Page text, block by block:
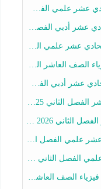
الثاني 2025-2026
الثاني 2025-2026
الفصل الثاني 2025-2026
الفصل الثاني 2025-2026
الثاني 2025-2026
الثاني 2025-2026
أ هيثم الليثي
2025-2026 أ عمرو فايز
2025-2026 أ عمرو فايز
الفصل الثاني أ أحمد نبيه